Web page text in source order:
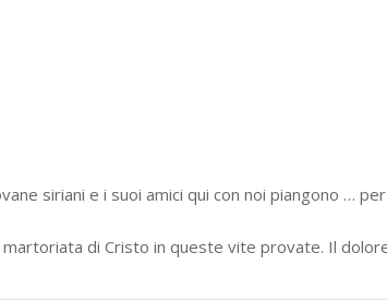
siriani e i suoi amici qui con noi piangono … per
di Cristo in queste vite provate. Il